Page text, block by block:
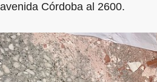
avenida Córdoba al 2600.